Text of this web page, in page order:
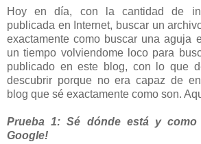
Hoy en día, con la cantidad de
publicada en Internet, buscar un
exactamente como buscar una aguja
un tiempo volviendome loco para
publicado en este blog, con lo que
descubrir porque no era capaz de
blog que sé exactamente como son.
Prueba 1: Sé dónde está y como
Google!